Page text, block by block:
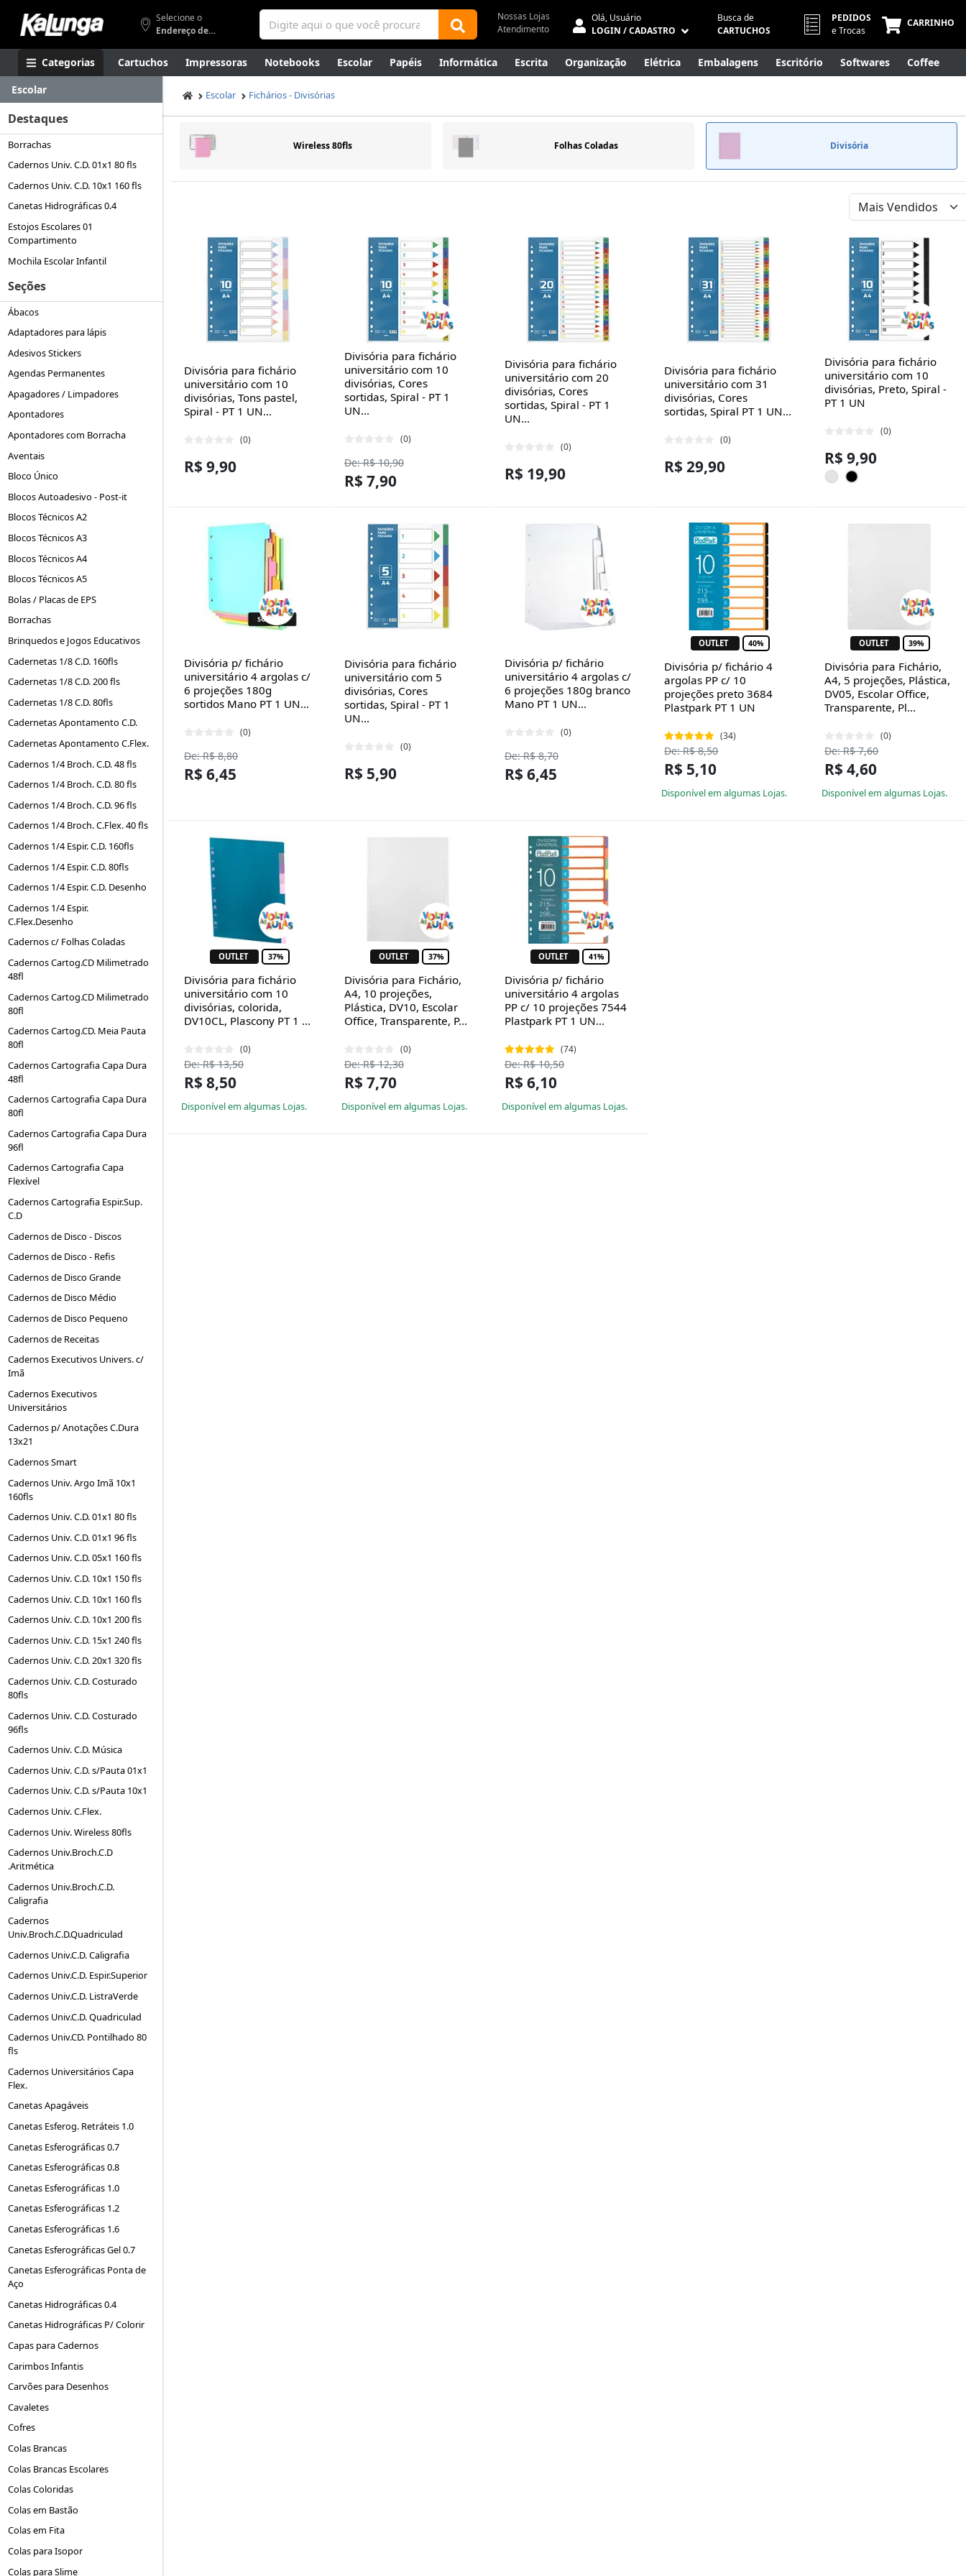
Selecione o
Endereço de entrega
Nossas Lojas
Atendimento
Olá, Usuário
LOGIN / CADASTRO
Busca de
CARTUCHOS
PEDIDOS
e Trocas
CARRINHO
Categorias Cartuchos Impressoras Notebooks Escolar Papéis Informática Escrita Organização Elétrica Embalagens Escritório Softwares Coffee
Apresentação Artes Gamers Higiene
Canetas Luxo
Outlet
Escolar
Destaques
Borrachas
Cadernos Univ. C.D. 01x1 80 fls
Cadernos Univ. C.D. 10x1 160 fls
Canetas Hidrográficas 0.4
Estojos Escolares 01
Compartimento
Mochila Escolar Infantil
Seções
Ábacos
Adaptadores para lápis
Adesivos Stickers
Agendas Permanentes
Apagadores / Limpadores
Apontadores
Apontadores com Borracha
Aventais
Bloco Único
Blocos Autoadesivo - Post-it
Blocos Técnicos A2
Blocos Técnicos A3
Blocos Técnicos A4
Blocos Técnicos A5
Bolas / Placas de EPS
Borrachas
Brinquedos e Jogos Educativos
Cadernetas 1/8 C.D. 160fls
Cadernetas 1/8 C.D. 200 fls
Cadernetas 1/8 C.D. 80fls
Cadernetas Apontamento C.D.
Cadernetas Apontamento C.Flex.
Cadernos 1/4 Broch. C.D. 48 fls
Cadernos 1/4 Broch. C.D. 80 fls
Cadernos 1/4 Broch. C.D. 96 fls
Cadernos 1/4 Broch. C.Flex. 40 fls
Cadernos 1/4 Espir. C.D. 160fls
Cadernos 1/4 Espir. C.D. 80fls
Cadernos 1/4 Espir. C.D. Desenho
Cadernos 1/4 Espir.
C.Flex.Desenho
Cadernos c/ Folhas Coladas
Cadernos Cartog.CD Milimetrado
48fl
Cadernos Cartog.CD Milimetrado
80fl
Cadernos Cartog.CD. Meia Pauta
80fl
Cadernos Cartografia Capa Dura
48fl
Cadernos Cartografia Capa Dura
80fl
Cadernos Cartografia Capa Dura
96fl
Cadernos Cartografia Capa
Flexível
Cadernos Cartografia Espir.Sup.
C.D
Cadernos de Disco - Discos
Cadernos de Disco - Refis
Cadernos de Disco Grande
Cadernos de Disco Médio
Cadernos de Disco Pequeno
Cadernos de Receitas
Cadernos Executivos Univers. c/
Imã
Cadernos Executivos
Universitários
Cadernos p/ Anotações C.Dura
13x21
Cadernos Smart
Cadernos Univ. Argo Imã 10x1
160fls
Cadernos Univ. C.D. 01x1 80 fls
Cadernos Univ. C.D. 01x1 96 fls
Cadernos Univ. C.D. 05x1 160 fls
Cadernos Univ. C.D. 10x1 150 fls
Cadernos Univ. C.D. 10x1 160 fls
Cadernos Univ. C.D. 10x1 200 fls
Cadernos Univ. C.D. 15x1 240 fls
Cadernos Univ. C.D. 20x1 320 fls
Cadernos Univ. C.D. Costurado
80fls
Cadernos Univ. C.D. Costurado
96fls
Cadernos Univ. C.D. Música
Cadernos Univ. C.D. s/Pauta 01x1
Cadernos Univ. C.D. s/Pauta 10x1
Cadernos Univ. C.Flex.
Cadernos Univ. Wireless 80fls
Cadernos Univ.Broch.C.D
.Aritmética
Cadernos Univ.Broch.C.D.
Caligrafia
Cadernos
Univ.Broch.C.D.Quadriculad
Cadernos Univ.C.D. Caligrafia
Cadernos Univ.C.D. Espir.Superior
Cadernos Univ.C.D. ListraVerde
Cadernos Univ.C.D. Quadriculad
Cadernos Univ.CD. Pontilhado 80
fls
Cadernos Universitários Capa
Flex.
Canetas Apagáveis
Canetas Esferog. Retráteis 1.0
Canetas Esferográficas 0.7
Canetas Esferográficas 0.8
Canetas Esferográficas 1.0
Canetas Esferográficas 1.2
Canetas Esferográficas 1.6
Canetas Esferográficas Gel 0.7
Canetas Esferográficas Ponta de
Aço
Canetas Hidrográficas 0.4
Canetas Hidrográficas P/ Colorir
Capas para Cadernos
Carimbos Infantis
Carvões para Desenhos
Cavaletes
Cofres
Colas Brancas
Colas Brancas Escolares
Colas Coloridas
Colas em Bastão
Colas em Fita
Colas para Isopor
Colas para Slime
Escolar Fichários - Divisórias
Wireless 80fls Folhas Coladas Divisória
Divisória para fichário
universitário com 10
divisórias, Tons pastel,
Spiral - PT 1 UN...
(0)
R$ 9,90
Divisória para fichário
universitário com 10
divisórias, Cores
sortidas, Spiral - PT 1
UN...
(0)
De: R$ 10,90
R$ 7,90
Divisória para fichário
universitário com 20
divisórias, Cores
sortidas, Spiral - PT 1
UN...
(0)
R$ 19,90
Divisória para fichário
universitário com 31
divisórias, Cores
sortidas, Spiral PT 1 UN...
(0)
R$ 29,90
Divisória para fichário
universitário com 10
divisórias, Preto, Spiral -
PT 1 UN
(0)
R$ 9,90
Divisória p/ fichário
universitário 4 argolas c/
6 projeções 180g
sortidos Mano PT 1 UN...
(0)
De: R$ 8,80
R$ 6,45
Divisória para fichário
universitário com 5
divisórias, Cores
sortidas, Spiral - PT 1
UN...
(0)
R$ 5,90
Divisória p/ fichário
universitário 4 argolas c/
6 projeções 180g branco
Mano PT 1 UN...
(0)
De: R$ 8,70
R$ 6,45
OUTLET 40%
Divisória p/ fichário 4
argolas PP c/ 10
projeções preto 3684
Plastpark PT 1 UN
(34)
De: R$ 8,50
R$ 5,10
Disponível em algumas Lojas.
OUTLET 39%
Divisória para Fichário,
A4, 5 projeções, Plástica,
DV05, Escolar Office,
Transparente, Pl...
(0)
De: R$ 7,60
R$ 4,60
Disponível em algumas Lojas.
OUTLET 37%
Divisória para fichário
universitário com 10
divisórias, colorida,
DV10CL, Plascony PT 1 ...
(0)
De: R$ 13,50
R$ 8,50
Disponível em algumas Lojas.
OUTLET 37%
Divisória para Fichário,
A4, 10 projeções,
Plástica, DV10, Escolar
Office, Transparente, P...
(0)
De: R$ 12,30
R$ 7,70
Disponível em algumas Lojas.
OUTLET 41%
Divisória p/ fichário
universitário 4 argolas
PP c/ 10 projeções 7544
Plastpark PT 1 UN...
(74)
De: R$ 10,50
R$ 6,10
Disponível em algumas Lojas.